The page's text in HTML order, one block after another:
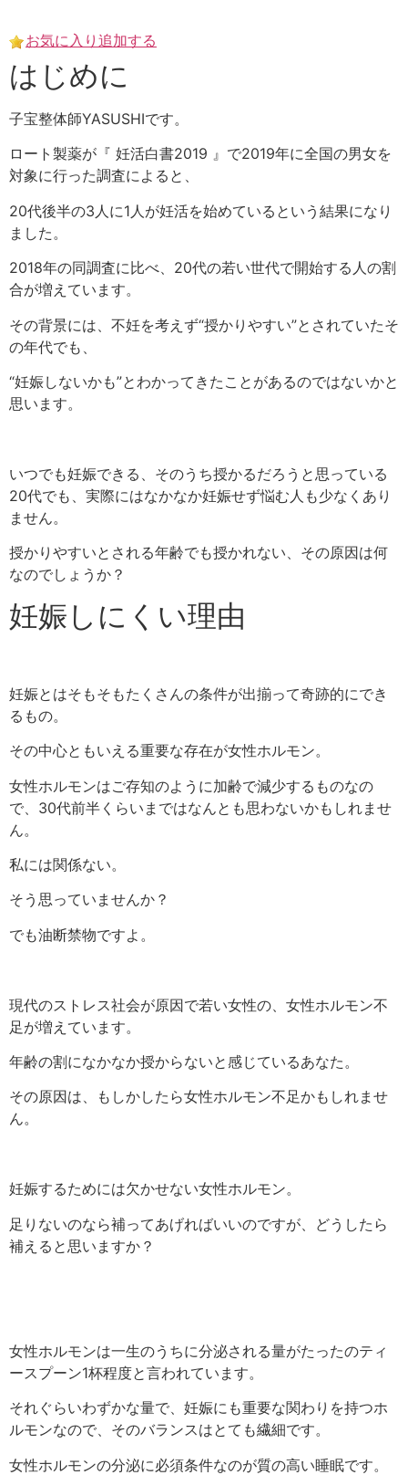
content
お気に入り追加する
はじめに
子宝整体師YASUSHIです。
ロート製薬が『 妊活白書2019 』で2019年に全国の男女を
対象に行った調査によると、
20代後半の3人に1人が妊活を始めているという結果になり
ました。
2018年の同調査に比べ、20代の若い世代で開始する人の割
合が増えています。
その背景には、不妊を考えず“授かりやすい”とされていたそ
の年代でも、
“妊娠しないかも”とわかってきたことがあるのではないかと
思います。
いつでも妊娠できる、そのうち授かるだろうと思っている
20代でも、実際にはなかなか妊娠せず悩む人も少なくあり
ません。
授かりやすいとされる年齢でも授かれない、その原因は何
なのでしょうか？
妊娠しにくい理由
妊娠とはそもそもたくさんの条件が出揃って奇跡的にでき
るもの。
その中心ともいえる重要な存在が女性ホルモン。
女性ホルモンはご存知のように加齢で減少するものなの
で、30代前半くらいまではなんとも思わないかもしれませ
ん。
私には関係ない。
そう思っていませんか？
でも油断禁物ですよ。
現代のストレス社会が原因で若い女性の、女性ホルモン不
足が増えています。
年齢の割になかなか授からないと感じているあなた。
その原因は、もしかしたら女性ホルモン不足かもしれませ
ん。
妊娠するためには欠かせない女性ホルモン。
足りないのなら補ってあげればいいのですが、どうしたら
補えると思いますか？
女性ホルモンは一生のうちに分泌される量がたったのティ
ースプーン1杯程度と言われています。
それぐらいわずかな量で、妊娠にも重要な関わりを持つホ
ルモンなので、そのバランスはとても繊細です。
女性ホルモンの分泌に必須条件なのが質の高い睡眠です。